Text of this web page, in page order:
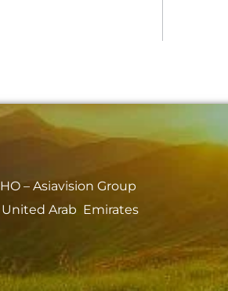
HO – Asiavision Group
United Arab Emirates